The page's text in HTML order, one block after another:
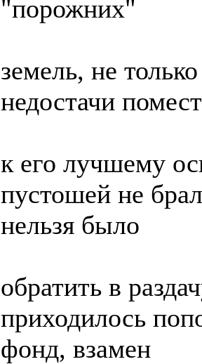
"порожних"
земель, не
недостачи
к его лучшему
пустошей не
нельзя было
обратить в
приходилось
фонд, взамен